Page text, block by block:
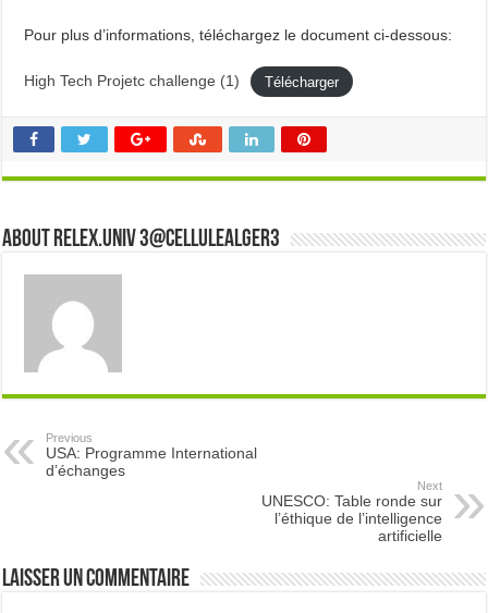
Pour plus d’informations, téléchargez le document ci-dessous:
High Tech Projetc challenge (1) Télécharger
About Relex.Univ 3@cellulealger3
Previous
USA: Programme International
d’échanges
Next
UNESCO: Table ronde sur
l’éthique de l’intelligence
artificielle
Laisser un commentaire